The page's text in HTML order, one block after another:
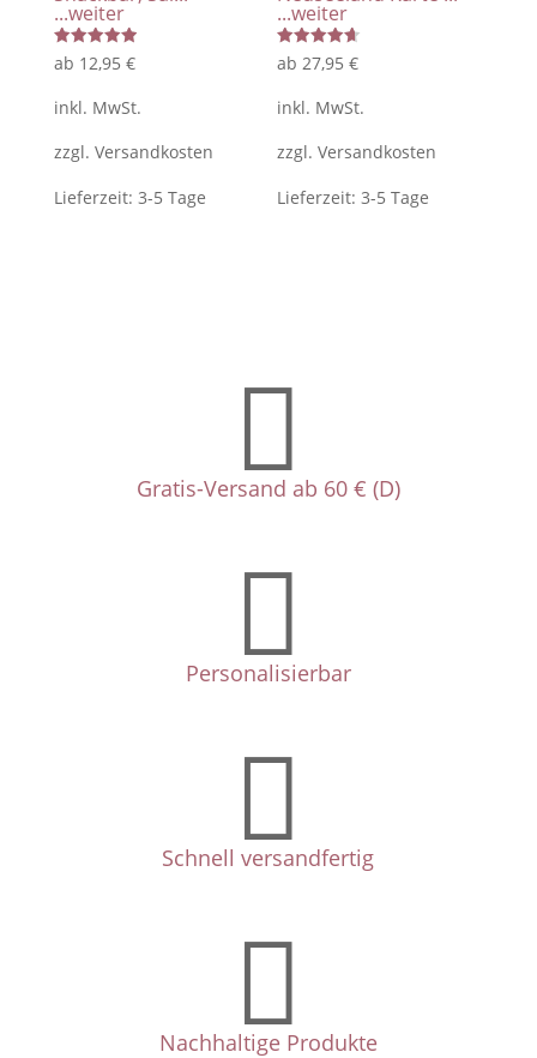
...weiter
Bewertet
mit
von 5
ab 12,95 €
inkl. MwSt.
zzgl. Versandkosten
Lieferzeit: 3-5 Tage
...weiter
Bewertet
mit
von 5
ab27,95€
inkl. MwSt.
zzgl.Versandkosten
Lieferzeit:3-5 Tage

Gratis-Versand ab 60 € (D)

Personalisierbar

Schnell versandfertig

Nachhaltige Produkte